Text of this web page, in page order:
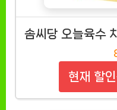
솜씨당 오늘육수
현재 할